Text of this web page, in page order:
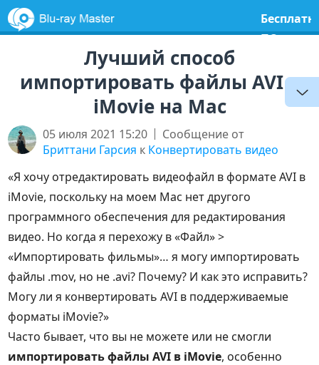
ПО
Лучший способ
импортировать файлы AVI в
iMovie на Mac
05 июля 2021 15:20
Сообщение от
Бриттани Гарсия к Конвертировать видео
«Я хочу отредактировать видеофайл в формате AVI в
iMovie, поскольку на моем Mac нет другого
программного обеспечения для редактирования
видео. Но когда я перехожу в «Файл» >
«Импортировать фильмы»… я могу импортировать
файлы .mov, но не .avi? Почему? И как это исправить?
Могу ли я конвертировать AVI в поддерживаемые
форматы iMovie?»
Часто бывает, что вы не можете или не смогли
импортировать файлы AVI в iMovie, особенно